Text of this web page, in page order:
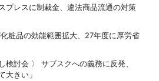
プレスに制裁金、違法商品流通の対策
粧品の効能範囲拡大、27年度に厚労省
検討会 〉 サブスクへの義務に反発、
大きい」